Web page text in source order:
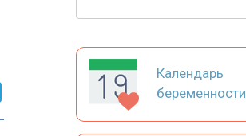
Календарь
беременности